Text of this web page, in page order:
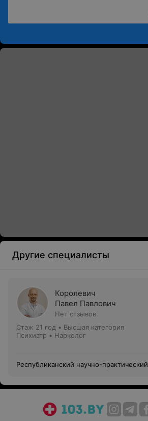
Другие специалисты
Королевич
Павел Павлович
Нет отзывов
Стаж 21 год • Высшая категория
Психиатр • Нарколог
Республиканский научно-практический